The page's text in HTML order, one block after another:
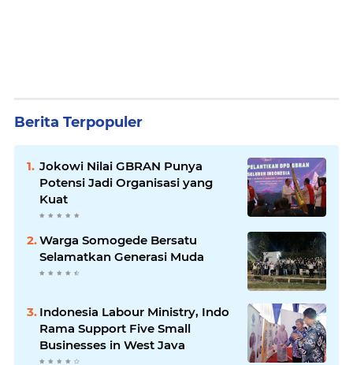
Berita Terpopuler
Jokowi Nilai GBRAN Punya
Potensi Jadi Organisasi yang
Kuat
Warga Somogede Bersatu
Selamatkan Generasi Muda
Indonesia Labour Ministry, Indo
Rama Support Five Small
Businesses in West Java